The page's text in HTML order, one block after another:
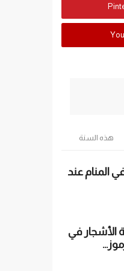
هذه السنة
المنام عند
الأشجار في